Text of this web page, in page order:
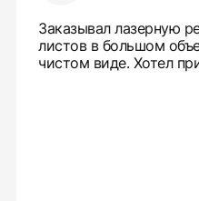
Заказывал лазерную
листов в большом
чистом виде. Хотел